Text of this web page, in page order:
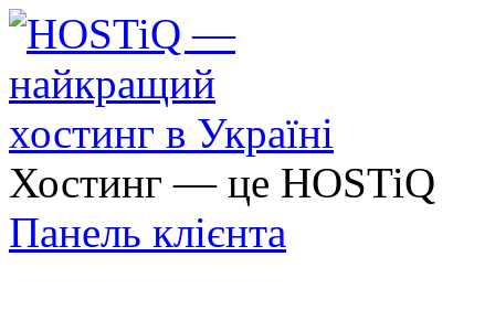
Хостинг — це HOSTiQ
Панель клієнта